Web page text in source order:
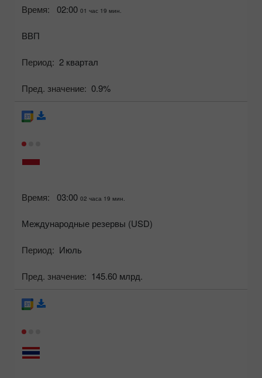
Время: 02:00 01 час 19 мин.
ВВП
Период: 2 квартал
Пред. значение: 0.9%
Время: 03:00 02 часа 19 мин.
Международные резервы (USD)
Период: Июль
Пред. значение: 145.60 млрд.